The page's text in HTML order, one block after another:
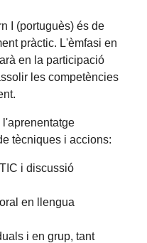
I (portuguès) és de
pràctic. L'èmfasi en
en la participació
les competències
l'aprenentatge
tècniques i accions:
i discussió
en llengua
i en grup, tant